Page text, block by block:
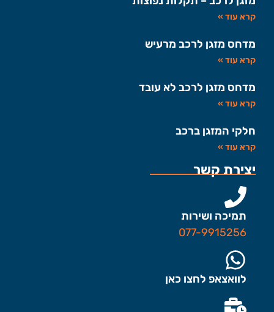
קרא עוד »
מדחס מזגן לרכב מרעיש
קרא עוד »
מדחס מזגן לרכב לא עובד
קרא עוד »
חלקי המזגן ברכב
קרא עוד »
יצירת קשר
תמיכה ושירות
077-9915256
לוואצאפ לחצו כאן